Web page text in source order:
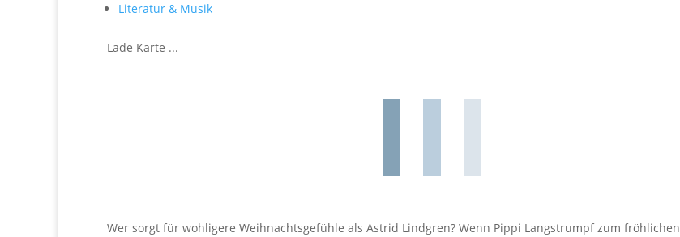
Literatur & Musik
Lade Karte ...
Wer sorgt für wohligere Weihnachtsgefühle als Astrid Lindgren? Wenn Pippi Langstrumpf zum fröhlichen